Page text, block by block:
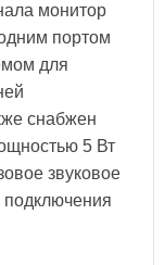
монитор
портом
для
снабжен
5 Вт
звуковое